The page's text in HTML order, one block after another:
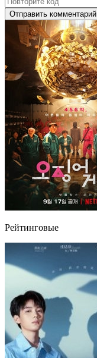
Отправить комментарий
Рейтинговые